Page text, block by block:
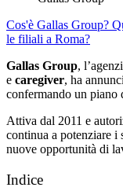
Cos'è Gallas Group?
le filiali a Roma?
Gallas Group,
e caregiver, ha
confermando un piano
Attiva dal 2011 e
continua a potenziare i
nuove opportunità di
Indice